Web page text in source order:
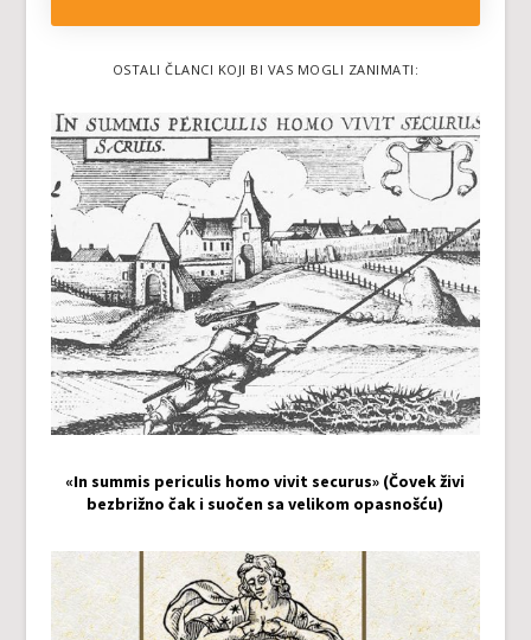
OSTALI ČLANCI KOJI BI VAS MOGLI ZANIMATI:
«In summis periculis homo vivit securus» (Čovek živi
bezbrižno čak i suočen sa velikom opasnošću)